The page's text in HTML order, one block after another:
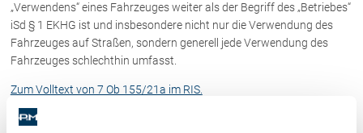
Wichtige Vertragsklauseln bei Kauf-
und Übergabeverträgen
Check dein Recht/Erbrecht
Schenkung von Immobilien
Checklisten: Haus-, Wohnungs- und
Checkliste: Immobilienertragssteuer
„Verwendens“ eines Fahrzeuges weiter als der Begriff des „Betriebes“
iSd § 1 EKHG ist und insbesondere nicht nur die Verwendung des
Fahrzeuges auf Straßen, sondern generell jede Verwendung des
Fahrzeuges schlechthin umfasst.
Zum Volltext von 7 Ob 155/21a im RIS.
Zum Volltext von 7 Ob 10/22d im RIS